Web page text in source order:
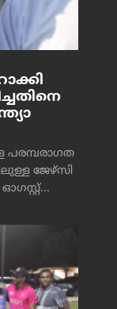
പരമ്പരാഗത
ജേഴ്‌സി